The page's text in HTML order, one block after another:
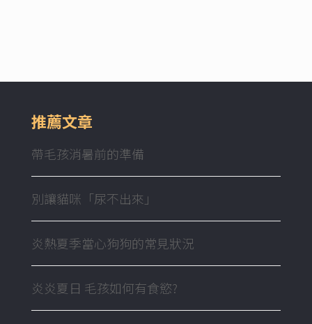
推薦文章
帶毛孩消暑前的準備
別讓貓咪「尿不出來」
炎熱夏季當心狗狗的常見狀況
炎炎夏日 毛孩如何有食慾?